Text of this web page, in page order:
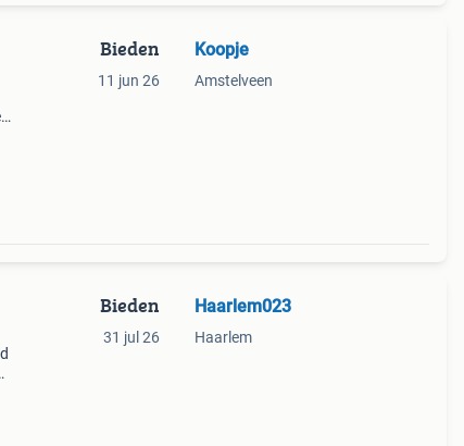
Bieden
11 jun 26
Koopje
Amstelveen
Bieden
31 jul 26
Haarlem023
Haarlem